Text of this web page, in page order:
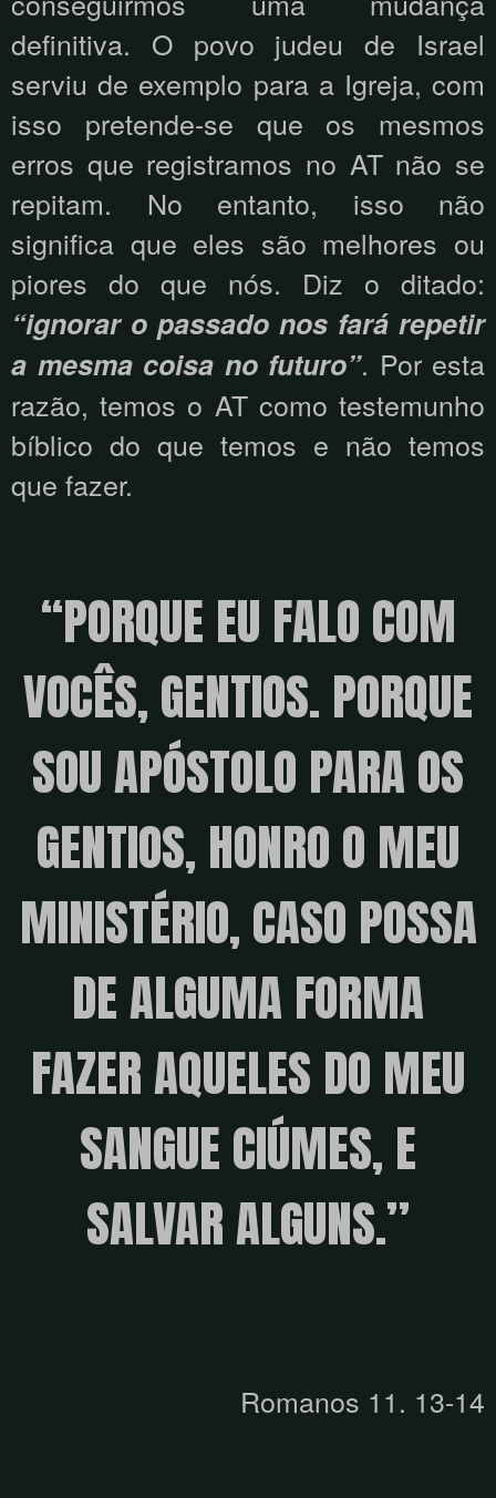
definitiva. O povo judeu de Israel
serviu de exemplo para a Igreja, com
isso pretende-se que os mesmos
erros que registramos no AT não se
repitam. No entanto, isso não
significa que eles são melhores ou
piores do que nós. Diz o ditado:
“ignorar o passado nos fará repetir
a mesma coisa no futuro”. Por esta
razão, temos o AT como testemunho
bíblico do que temos e não temos
que fazer.
“PORQUE EU FALO COM
VOCÊS, GENTIOS. PORQUE
SOU APÓSTOLO PARA OS
GENTIOS, HONRO O MEU
MINISTÉRIO, CASO POSSA
DE ALGUMA FORMA
FAZER AQUELES DO MEU
SANGUE CIÚMES, E
SALVAR ALGUNS.”
Romanos 11. 13-14